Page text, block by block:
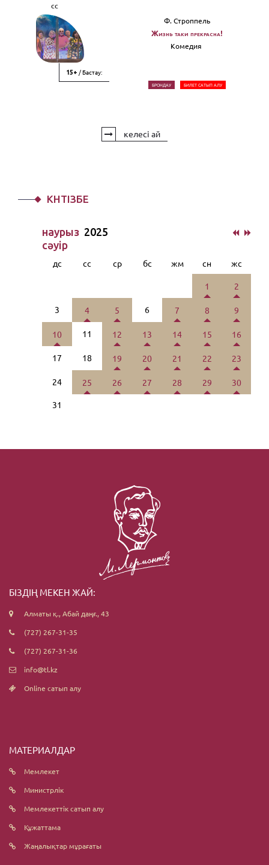
сс
15+ / Бастау:
Ф. Строппель
Жизнь таки прекрасна!
Комедия
БРОНДАУ БИЛЕТ САТЫП АЛУ
келесі ай
КҮНТІЗБЕ
наурыз 2025
сәуiр
дс сс ср бс жм сн жс
1 2
3 4 5 6 7 8 9
10 11 12 13 14 15 16
17 18 19 20 21 22 23
24 25 26 27 28 29 30
31
БІЗДІҢ МЕКЕН ЖАЙ:
Алматы қ., Абай даңғ., 43
(727) 267-31-35
(727) 267-31-36
info@tl.kz
Online сатып алу
МАТЕРИАЛДАР
Мемлекет
Министрлік
Мемлекеттік сатып алу
Құжаттама
Жаңалықтар мұрағаты